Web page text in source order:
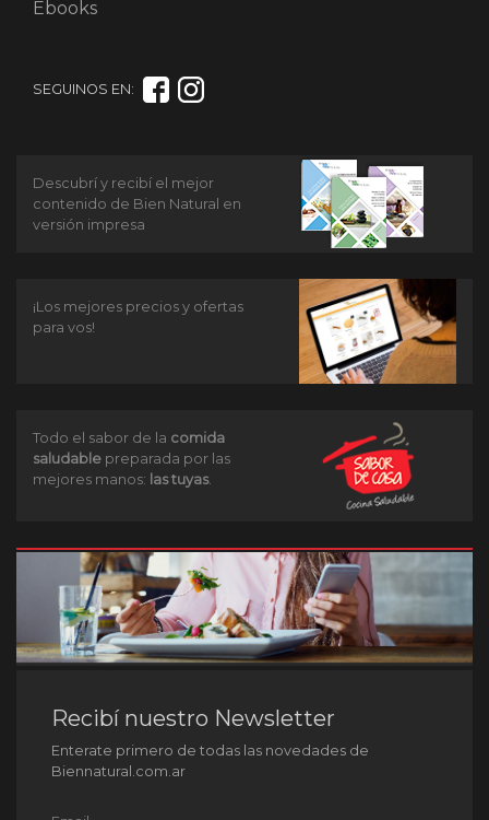
Ebooks
SEGUINOS EN:
Descubrí y recibí el mejor
contenido de Bien Natural en
versión impresa
¡Los mejores precios y ofertas
para vos!
Todo el sabor de la comida
saludable preparada por las
mejores manos: las tuyas.
Recibí nuestro Newsletter
Enterate primero de todas las novedades de
Biennatural.com.ar